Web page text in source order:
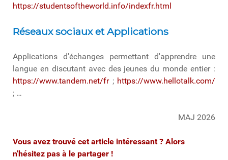
https://studentsoftheworld.info/indexfr.html
Réseaux sociaux et Applications
Applications d'échanges permettant d'apprendre une
langue en discutant avec des jeunes du monde entier :
https://www.tandem.net/fr; https://www.hellotalk.com/
; …
MAJ 2026
Vous avez trouvé cet article intéressant ? Alors
n'hésitez pas à le partager !